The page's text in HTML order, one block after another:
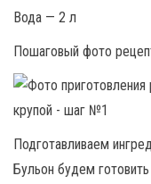
Вода — 2 л
Пошаговый фото
Подготавливаем
Бульон будем готовить